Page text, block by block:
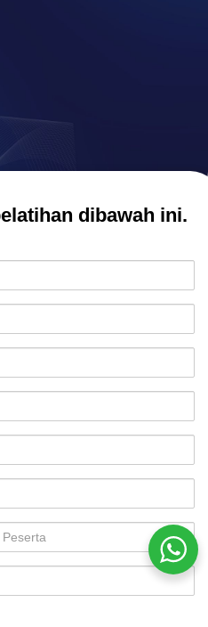
dibawah ini.